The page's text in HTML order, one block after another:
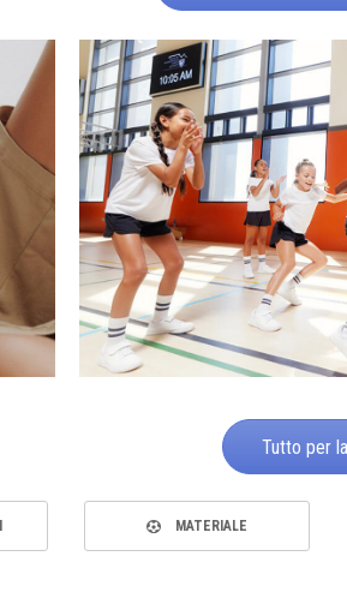
Tutto per
MATERIALE